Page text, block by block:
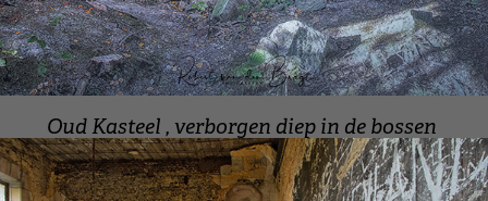
Oud Kasteel , verborgen diep in de bossen